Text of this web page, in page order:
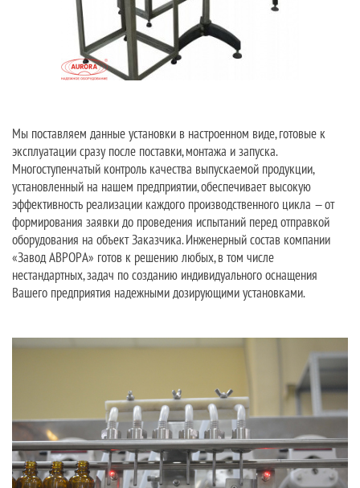
Мы поставляем данные установки в настроенном виде, готовые к
эксплуатации сразу после поставки, монтажа и запуска.
Многоступенчатый контроль качества выпускаемой продукции,
установленный на нашем предприятии, обеспечивает высокую
эффективность реализации каждого производственного цикла — от
формирования заявки до проведения испытаний перед отправкой
оборудования на объект Заказчика. Инженерный состав компании
«Завод АВРОРА» готов к решению любых, в том числе
нестандартных, задач по созданию индивидуального оснащения
Вашего предприятия надежными дозирующими установками.